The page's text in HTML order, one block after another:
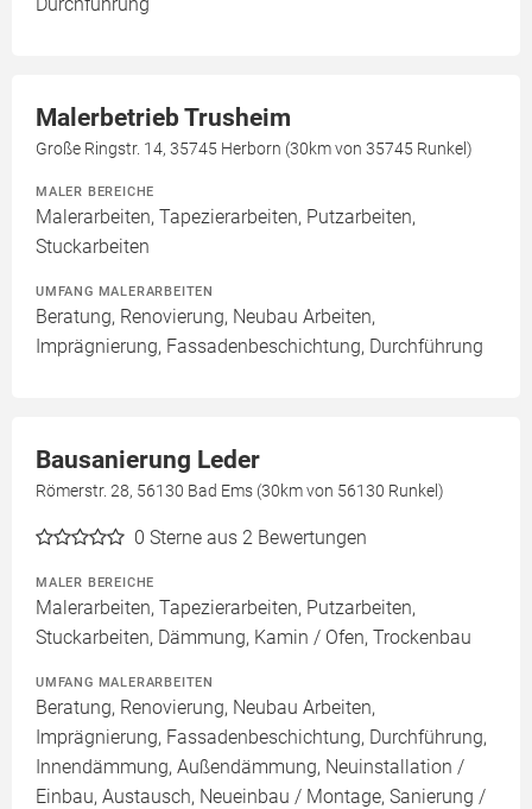
Malerbetrieb Trusheim
Große Ringstr. 14, 35745 Herborn (30km von 35745 Runkel)
MALER BEREICHE
Malerarbeiten, Tapezierarbeiten, Putzarbeiten,
Stuckarbeiten
UMFANG MALERARBEITEN
Beratung, Renovierung, Neubau Arbeiten,
Imprägnierung, Fassadenbeschichtung, Durchführung
Bausanierung Leder
Römerstr. 28, 56130 Bad Ems (30km von 56130 Runkel)
0 Sterne aus 2 Bewertungen
MALER BEREICHE
Malerarbeiten, Tapezierarbeiten, Putzarbeiten,
Stuckarbeiten, Dämmung, Kamin / Ofen, Trockenbau
UMFANG MALERARBEITEN
Beratung, Renovierung, Neubau Arbeiten,
Imprägnierung, Fassadenbeschichtung, Durchführung,
Innendämmung, Außendämmung, Neuinstallation /
Einbau, Austausch, Neueinbau / Montage, Sanierung /